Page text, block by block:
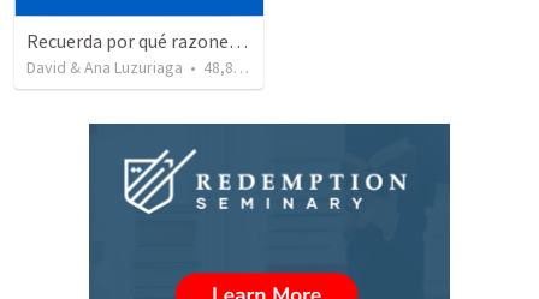
Recuerda por qué razones debemos alabar a Dios - Salmo 103-1-5
David & Ana Luzuriaga • 48,877